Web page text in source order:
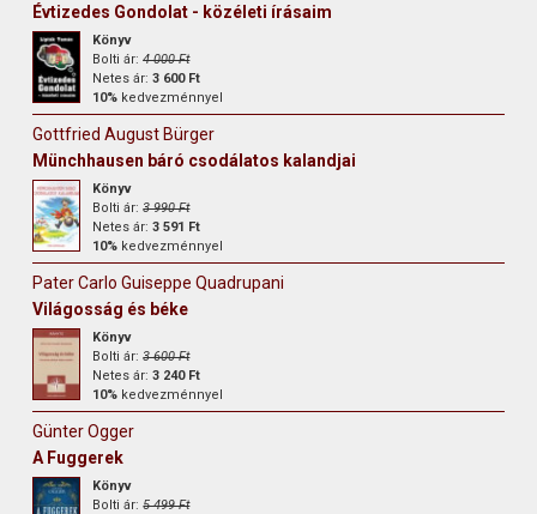
Évtizedes Gondolat - közéleti írásaim
Könyv
Bolti ár:4 000 Ft
Netes ár:3 600 Ft
10% kedvezménnyel
Gottfried August Bürger
Münchhausen báró csodálatos kalandjai
Könyv
Bolti ár:3 990 Ft
Netes ár:3 591 Ft
10% kedvezménnyel
Pater Carlo Guiseppe Quadrupani
Világosság és béke
Könyv
Bolti ár:3 600 Ft
Netes ár:3 240 Ft
10% kedvezménnyel
Günter Ogger
A Fuggerek
Könyv
Bolti ár:5 499 Ft